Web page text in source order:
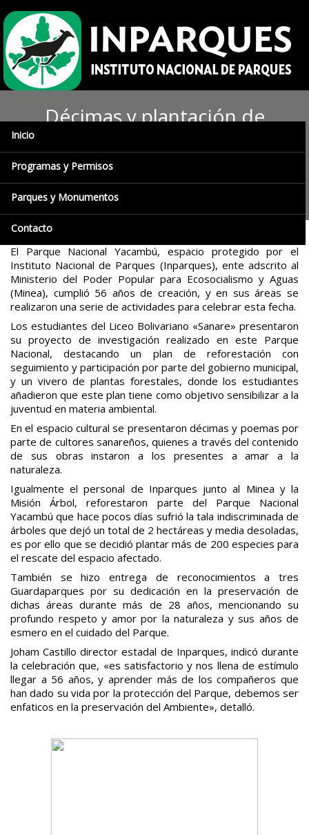
Inicio
Programas y Permisos
Parques y Monumentos
Contacto
Décimas y plantación de
aniversario del Parque
Nacional Yacambú
El Parque Nacional Yacambú, espacio protegido por el
Instituto Nacional de Parques (Inparques), ente adscrito al
Ministerio del Poder Popular para Ecosocialismo y Aguas
(Minea), cumplió 56 años de creación, y en sus áreas se
realizaron una serie de actividades para celebrar esta fecha.
Los estudiantes del Liceo Bolivariano «Sanare» presentaron
su proyecto de investigación realizado en este Parque
Nacional, destacando un plan de reforestación con
seguimiento y participación por parte del gobierno municipal,
y un vivero de plantas forestales, donde los estudiantes
añadieron que este plan tiene como objetivo sensibilizar a la
juventud en materia ambiental.
En el espacio cultural se presentaron décimas y poemas por
parte de cultores sanareños, quienes a través del contenido
de sus obras instaron a los presentes a amar a la
naturaleza.
Igualmente el personal de Inparques junto al Minea y la
Misión Árbol, reforestaron parte del Parque Nacional
Yacambú que hace pocos días sufrió la tala indiscriminada de
árboles que dejó un total de 2 hectáreas y media desoladas,
es por ello que se decidió plantar más de 200 especies para
el rescate del espacio afectado.
También se hizo entrega de reconocimientos a tres
Guardaparques por su dedicación en la preservación de
dichas áreas durante más de 28 años, mencionando su
profundo respeto y amor por la naturaleza y sus años de
esmero en el cuidado del Parque.
Joham Castillo director estadal de Inparques, indicó durante
la celebración que, «es satisfactorio y nos llena de estímulo
llegar a 56 años, y aprender más de los compañeros que
han dado su vida por la protección del Parque, debemos ser
enfaticos en la preservación del Ambiente», detalló.